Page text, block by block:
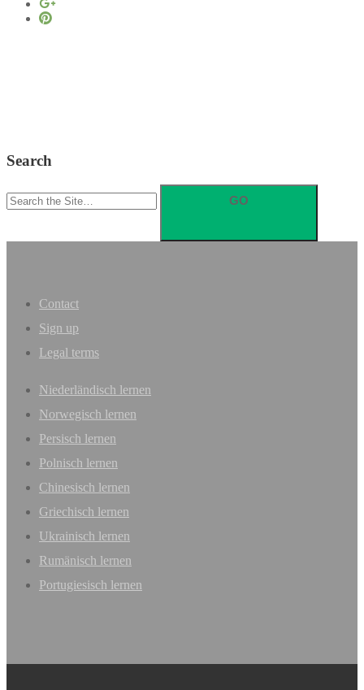
Search
Search
for:
Contact
Sign up
Legal terms
Niederländisch lernen
Norwegisch lernen
Persisch lernen
Polnisch lernen
Chinesisch lernen
Griechisch lernen
Ukrainisch lernen
Rumänisch lernen
Portugiesisch lernen